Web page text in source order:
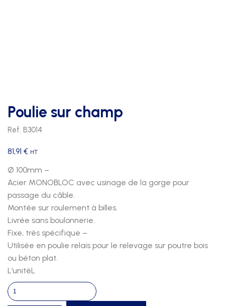
Poulie sur champ
Ref. B3014
81,91 € HT
Ø 100mm –
Acier MONOBLOC avec usinage de la gorge pour
passage du câble.
Montée sur roulement à billes.
Livrée sans boulonnerie.
Fixe, très spécifique –
Utilisée en poulie relais pour le relevage sur poutre bois
ou béton plat.
L’unitéL
quantité
de